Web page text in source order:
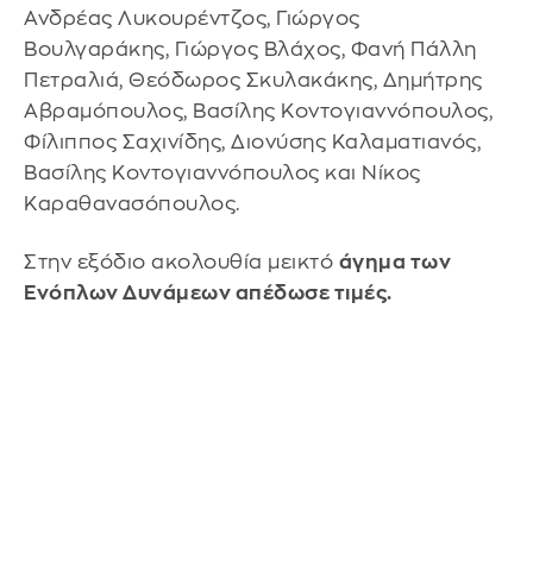
Ανδρέας Λυκουρέντζος, Γιώργος
Βουλγαράκης, Γιώργος Βλάχος, Φανή Πάλλη
Πετραλιά, Θεόδωρος Σκυλακάκης, Δημήτρης
Αβραμόπουλος, Βασίλης Κοντογιαννόπουλος,
Φίλιππος Σαχινίδης, Διονύσης Καλαματιανός,
Βασίλης Κοντογιαννόπουλος και Νίκος
Καραθανασόπουλος.
Στην εξόδιο ακολουθία μεικτό άγημα των
Ενόπλων Δυνάμεων απέδωσε τιμές.